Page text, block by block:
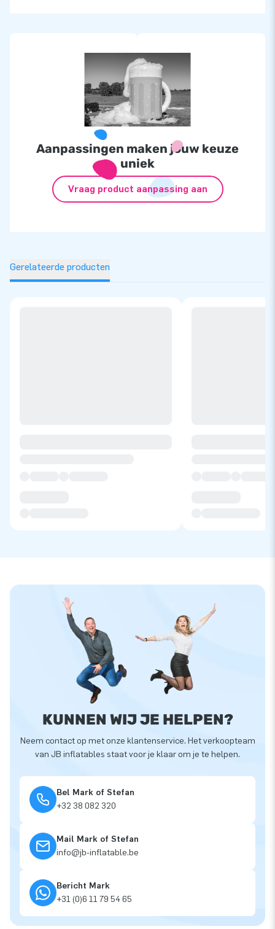
Aanpassingen maken jouw keuze
uniek
Vraag product aanpassing aan
Gerelateerde producten
KUNNEN WIJ JE HELPEN?
Neem contact op met onze klantenservice. Het verkoopteam
van JB inflatables staat voor je klaar om je te helpen.
Bel Mark of Stefan
+32 38 082 320
Mail Mark of Stefan
info@jb-inflatable.be
Bericht Mark
+31 (0)6 11 79 54 65